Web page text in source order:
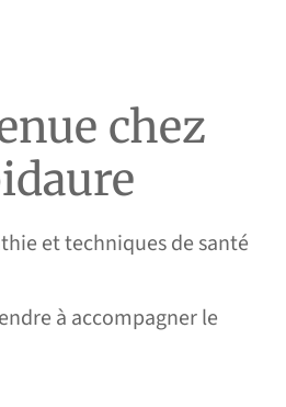
chez
et techniques de santé
à accompagner le